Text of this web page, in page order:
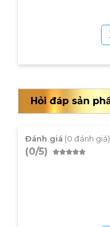
Hỏi đáp sản
Đánh giá (0 đánh giá)
(0/5)